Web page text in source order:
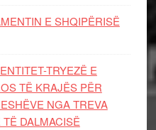
E SHQIPËRISË
TRYEZË E
TË KRAJËS PËR
NGA TREVA
DALMACISË